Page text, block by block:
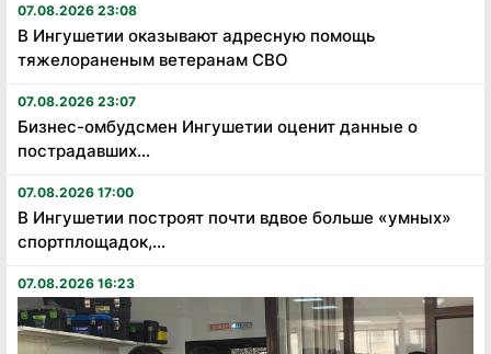
07.08.2026 23:08
В Ингушетии оказывают адресную помощь
тяжелораненым ветеранам СВО
07.08.2026 23:07
Бизнес-омбудсмен Ингушетии оценит данные о
пострадавших...
07.08.2026 17:00
В Ингушетии построят почти вдвое больше «умных»
спортплощадок,...
07.08.2026 16:23